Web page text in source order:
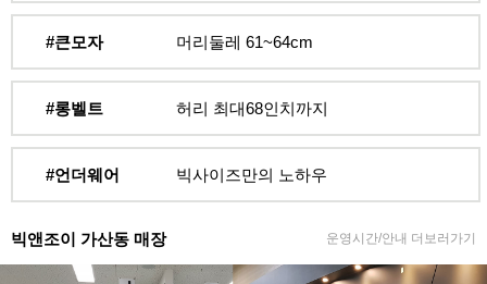
#큰모자 머리둘레 61~64cm
#롱벨트 허리 최대68인치까지
#언더웨어 빅사이즈만의 노하우
빅앤조이 가산동 매장 운영시간/안내 더보러가기